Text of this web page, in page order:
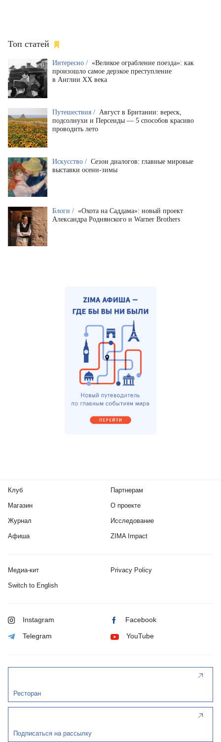
Топ статей
Интересно / «Великое ограбление поезда»: как
произошло самое дерзкое преступление
в Англии XX века
Путешествия / Август в Британии: вереск,
подсолнухи и Персеиды — 5 способов красиво
проводить лето
Искусство / Сезон диалогов: главные мировые
выставки осени-зимы
Блоги / «Охота на Саддама»: новый проект
Александра Роднянского и Warner Brothers
Клуб
Магазин
Журнал
Афиша
Партнерам
О проекте
Исследование
ZIMA Impact
Медиа-кит Privacy Policy
Switch to English
Instagram Facebook
Telegram YouTube
Ресторан
Подписаться на рассылку